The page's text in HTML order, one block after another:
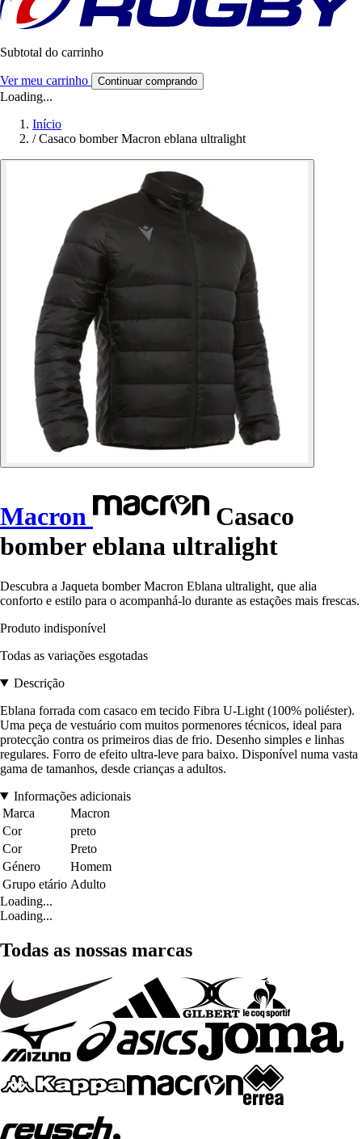
Subtotal do carrinho
Ver meu carrinho Continuar comprando
Loading...
Início
/ Casaco bomber Macron eblana ultralight
Macron
Casaco
bomber eblana ultralight
Descubra a Jaqueta bomber Macron Eblana ultralight, que alia
conforto e estilo para o acompanhá-lo durante as estações mais frescas.
Produto indisponível
Todas as variações esgotadas
Descrição
Eblana forrada com casaco em tecido Fibra U-Light (100% poliéster).
Uma peça de vestuário com muitos pormenores técnicos, ideal para
protecção contra os primeiros dias de frio. Desenho simples e linhas
regulares. Forro de efeito ultra-leve para baixo. Disponível numa vasta
gama de tamanhos, desde crianças a adultos.
Informações adicionais
Marca
Macron
Cor
preto
Cor
Preto
Género
Homem
Grupo etário Adulto
Loading...
Loading...
Todas as nossas marcas